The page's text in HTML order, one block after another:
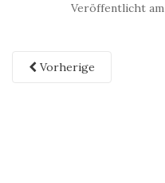
Veröffentlicht am
Vorherige